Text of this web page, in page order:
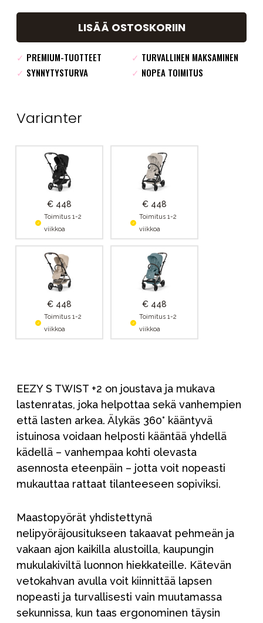
LISÄÄ OSTOSKORIIN
✓ PREMIUM-TUOTTEET ✓ TURVALLINEN MAKSAMINEN
✓ SYNNYTYSTURVA ✓ NOPEA TOIMITUS
Varianter
€ 448
Toimitus 1-2
viikkoa
€ 448
Toimitus 1-2
viikkoa
€ 448
Toimitus 1-2
viikkoa
€ 448
Toimitus 1-2
viikkoa
EEZY S TWIST +2 on joustava ja mukava
lastenratas, joka helpottaa sekä vanhempien
että lasten arkea. Älykäs 360° kääntyvä
istuinosa voidaan helposti kääntää yhdellä
kädellä – vanhempaa kohti olevasta
asennosta eteenpäin – jotta voit nopeasti
mukauttaa rattaat tilanteeseen sopiviksi.
Maastopyörät yhdistettynä
nelipyöräjousitukseen takaavat pehmeän ja
vakaan ajon kaikilla alustoilla, kaupungin
mukulakiviltä luonnon hiekkateille. Kätevän
vetokahvan avulla voit kiinnittää lapsen
nopeasti ja turvallisesti vain muutamassa
sekunnissa, kun taas ergonominen täysin